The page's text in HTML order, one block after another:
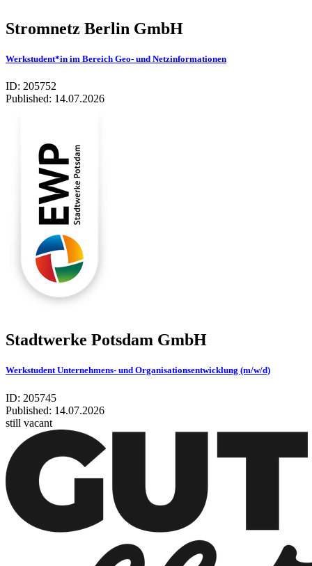
Stromnetz Berlin GmbH
Werkstudent*in im Bereich Geo- und Netzinformationen
ID: 205752
Published: 14.07.2026
Stadt­werke Pots­dam GmbH
Werkstudent Unternehmens- und Organisationsentwicklung (m/w/d)
ID: 205745
Published: 14.07.2026
still vacant